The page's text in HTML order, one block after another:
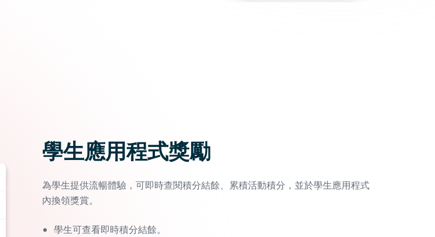
學生應用程式獎勵
為學生提供流暢體驗，可即時查閱積分結餘、累積活動積分，並於學生應用程式
內換領獎賞。
學生可查看即時積分結餘。